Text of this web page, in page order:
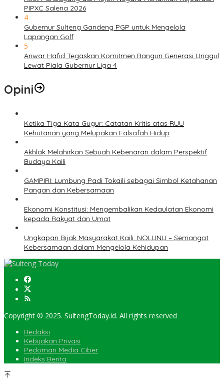
PIPXC Salena 2026
4
Gubernur Sulteng Gandeng PGP untuk Mengelola
Lapangan Golf
5
Anwar Hafid Tegaskan Komitmen Bangun Generasi Unggul
Lewat Piala Gubernur Liga 4
Opini
Ketika Tiga Kata Gugur: Catatan Kritis atas RUU
Kehutanan yang Melupakan Falsafah Hidup
Akhlak Melahirkan Sebuah Kebenaran dalam Perspektif
Budaya Kaili
GAMPIRI: Lumbung Padi Tokaili sebagai Simbol Ketahanan
Pangan dan Kebersamaan
Ekonomi Konstitusi: Mengembalikan Kedaulatan Ekonomi
kepada Rakyat dan Umat
Ungkapan Bijak Masyarakat Kaili: NOLUNU – Semangat
Kebersamaan dalam Mengelola Kehidupan
Copyright © 2025. SultengToday.id. All rights reserved
Redaksi
Kebijakan Privasi
Pedoman Media Ciber
Indeks Berita